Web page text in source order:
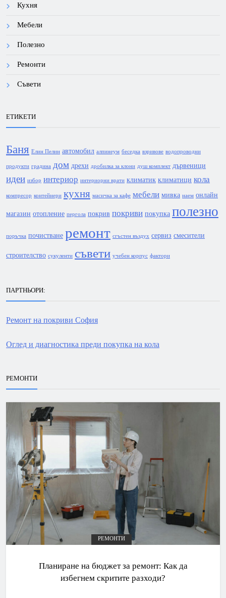
Кухня
Мебели
Полезно
Ремонти
Съвети
ЕТИКЕТИ
Баня Елин Пелин автомобил алпинеум беседка взривове водопроводни
продукти градина дом дрехи дробилка за клони душ комплект дървеници
идеи избор интериор интериорни врати климатик климатици кола
компресор контейнери кухня масичка за кафе мебели мивка наем онлайн
магазин отопление пергола покрив покриви покупка полезно
поръчка почистване ремонт сгъстен въздух сервиз смесители
строителство сукуленти съвети учебен корпус фактори
ПАРТНЬОРИ:
Ремонт на покриви София
Оглед и диагностика преди покупка на кола
РЕМОНТИ
РЕМОНТИ
Планиране на бюджет за ремонт: Как да
избегнем скритите разходи?